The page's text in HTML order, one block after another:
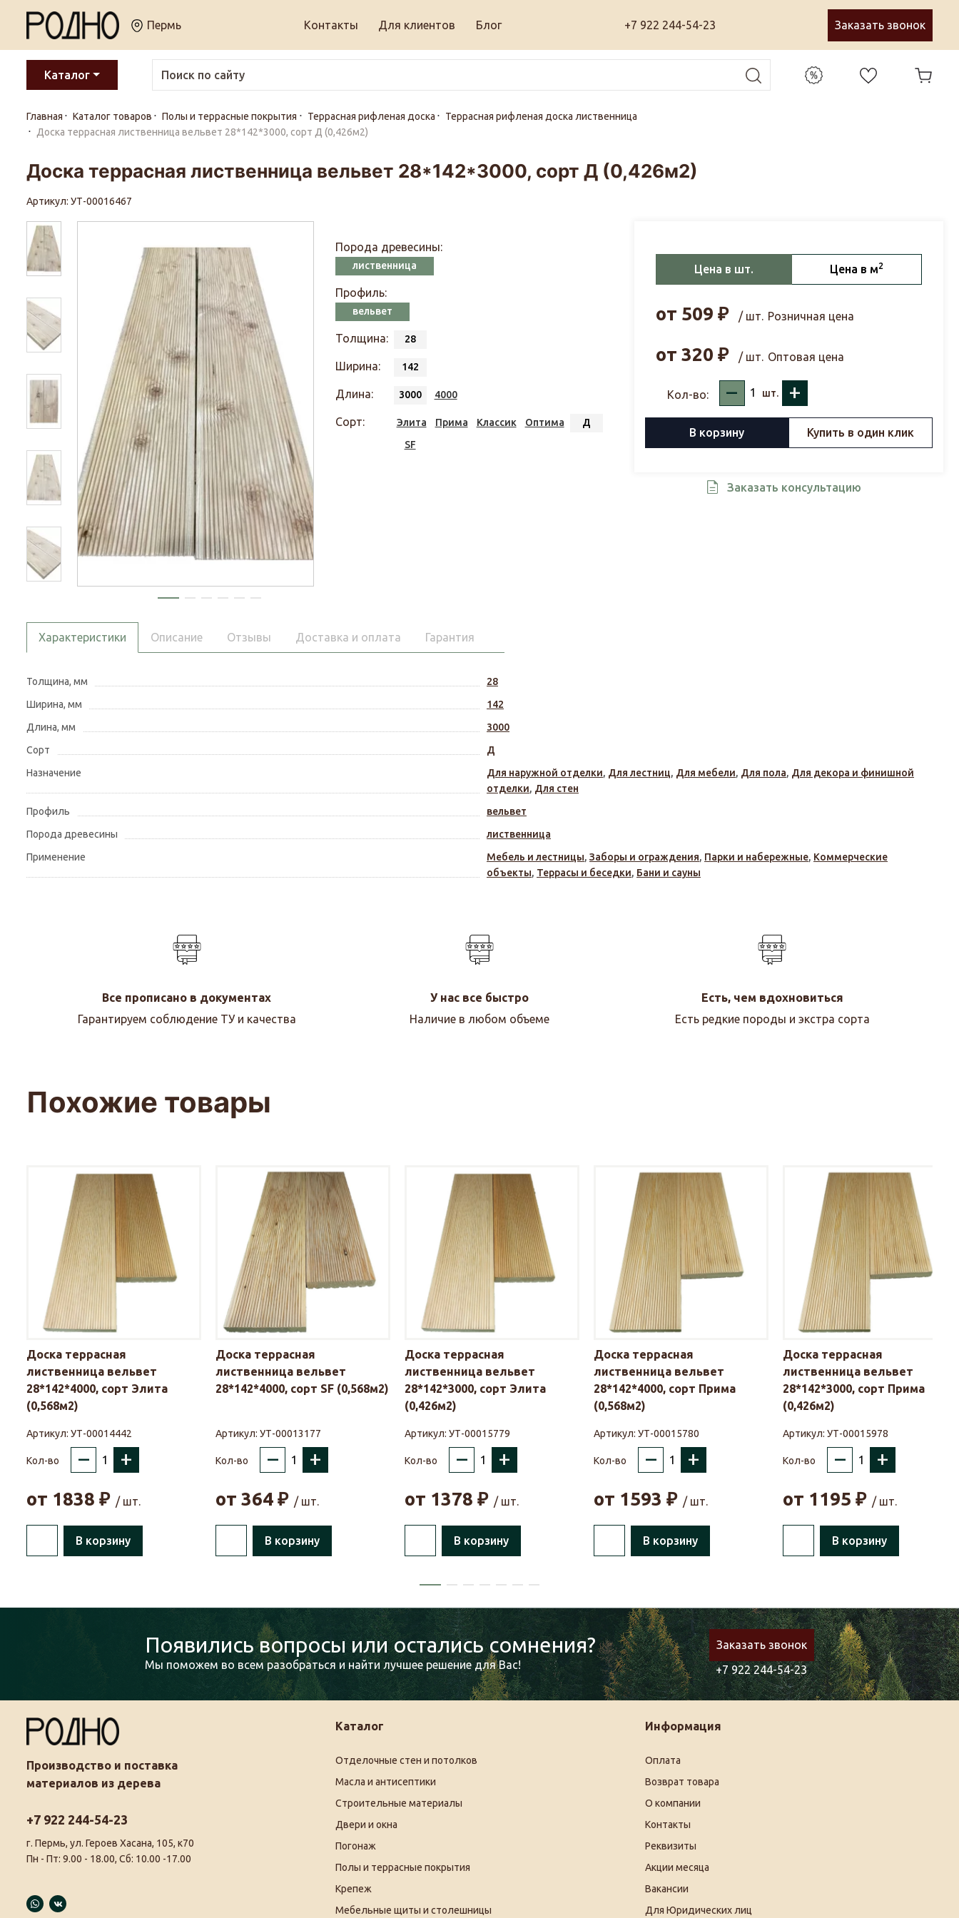
Пермь Контакты Для клиентов Блог +7 922 244-54-23 Заказать звонок
Каталог
Главная Каталог товаров Полы и террасные покрытия Террасная рифленая доска
Террасная рифленая доска лиственница
Доска террасная лиственница вельвет 28*142*3000, сорт Д (0,426м2)
Доска террасная лиственница вельвет 28*142*3000, сорт Д (0,426м2)
Артикул: УТ-00016467
Порода древесины:
лиственница
Профиль:
вельвет
Толщина: 28
Ширина: 142
Длина: 3000 4000
Сорт: Элита Прима Классик Оптима
Д
SF
Цена в шт. Цена в м2
от 509 ₽ / шт. Розничная цена
от 320 ₽ / шт. Оптовая цена
Кол-во: – шт. +
В корзину Купить в один клик
Заказать консультацию
Характеристики Описание Отзывы Доставка и оплата Гарантия
Толщина, мм
28
Ширина, мм
142
Длина, мм
3000
Сорт
Д
Назначение
Для наружной отделки, Для лестниц, Для мебели, Для пола, Для декора и финишной
отделки, Для стен
Профиль
вельвет
Порода древесины
лиственница
Применение
Мебель и лестницы, Заборы и ограждения, Парки и набережные, Коммерческие
объекты, Террасы и беседки, Бани и сауны
Все прописано в документах
Гарантируем соблюдение ТУ и качества
У нас все быстро
Наличие в любом объеме
Есть, чем вдохновиться
Есть редкие породы и экстра сорта
Похожие товары
Доска террасная
лиственница вельвет
28*142*4000, сорт Элита
(0,568м2)
Артикул: УТ-00014442
Кол-во – +
от 1838 ₽ / шт.
В корзину
Доска террасная
лиственница вельвет
28*142*4000, сорт SF (0,568м2)
Артикул: УТ-00013177
Кол-во – +
от 364 ₽ / шт.
В корзину
Доска террасная
лиственница вельвет
28*142*3000, сорт Элита
(0,426м2)
Артикул: УТ-00015779
Кол-во – +
от 1378 ₽ / шт.
В корзину
Доска террасная
лиственница вельвет
28*142*4000, сорт Прима
(0,568м2)
Артикул: УТ-00015780
Кол-во – +
от 1593 ₽ / шт.
В корзину
Доска террасная
лиственница вельвет
28*142*3000, сорт Прима
(0,426м2)
Артикул: УТ-00015978
Кол-во – +
от 1195 ₽ / шт.
В корзину
Появились вопросы или остались сомнения?
Мы поможем во всем разобраться и найти лучшее решение для Вас!
Заказать звонок
+7 922 244-54-23
Производство и поставка
материалов из дерева
+7 922 244-54-23
г. Пермь, ул. Героев Хасана, 105, к70
Пн - Пт: 9.00 - 18.00, Сб: 10.00 -17.00
Каталог
Отделочные стен и потолков
Масла и антисептики
Строительные материалы
Двери и окна
Погонаж
Полы и террасные покрытия
Крепеж
Мебельные щиты и столешницы
Информация
Оплата
Возврат товара
О компании
Контакты
Реквизиты
Акции месяца
Вакансии
Для Юридических лиц